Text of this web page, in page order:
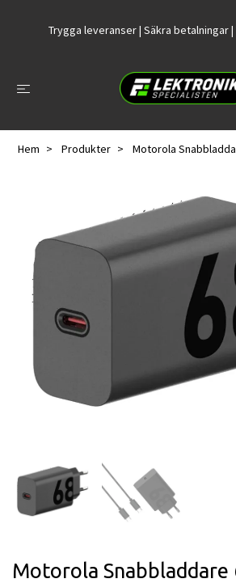
Trygga leveranser | Säkra betalningar
Hem Produkter Motorola
Motorola Snabbladdare